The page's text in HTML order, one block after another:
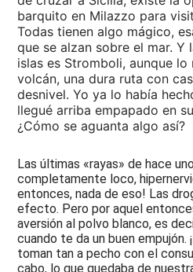
2013
-
Johnny
Depp,
Caribou,
El
Gran
Wyoming
-
Joe
Walsh,
nuevos
tremolos,
Wandré
2011
-
barquito en Milazzo para
Todas tienen algo mágico,
que se alzan sobre el mar. Y
islas es Stromboli, aunque
volcán, una dura ruta con
desnivel. Yo ya lo había
llegué arriba empapado en
¿Cómo se aguanta algo así?
Las últimas «rayas» de hace
completamente loco,
entonces, nada de eso! Las
efecto. Pero por aquel
aversión al polvo blanco, es
cuando te da un buen empujón.
toman tan a pecho con el
cabo, lo que quedaba de